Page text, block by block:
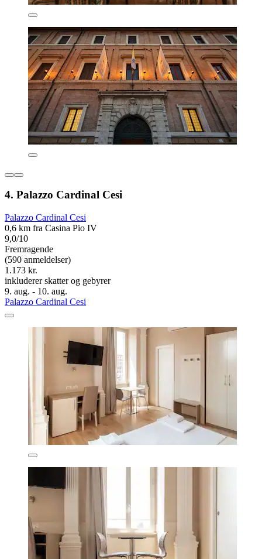
4. Palazzo Cardinal Cesi
Palazzo Cardinal Cesi
0,6 km fra Casina Pio IV
9,0/10
Fremragende
(590 anmeldelser)
1.173 kr.
inkluderer skatter og gebyrer
9. aug. - 10. aug.
Palazzo Cardinal Cesi